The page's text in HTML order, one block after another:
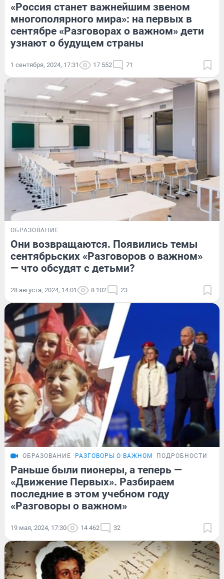
«Россия станет важнейшим звеном
многополярного мира»: на первых в
сентябре «Разговорах о важном» дети
узнают о будущем страны
1 сентября, 2024, 17:31 17 552 71
ОБРАЗОВАНИЕ
Они возвращаются. Появились темы
сентябрьских «Разговоров о важном»
— что обсудят с детьми?
28 августа, 2024, 14:01 8 102 23
ОБРАЗОВАНИЕ РАЗГОВОРЫ О ВАЖНОМ ПОДРОБНОСТИ
Раньше были пионеры, а теперь —
«Движение Первых». Разбираем
последние в этом учебном году
«Разговоры о важном»
19 мая, 2024, 17:30 14 462 32